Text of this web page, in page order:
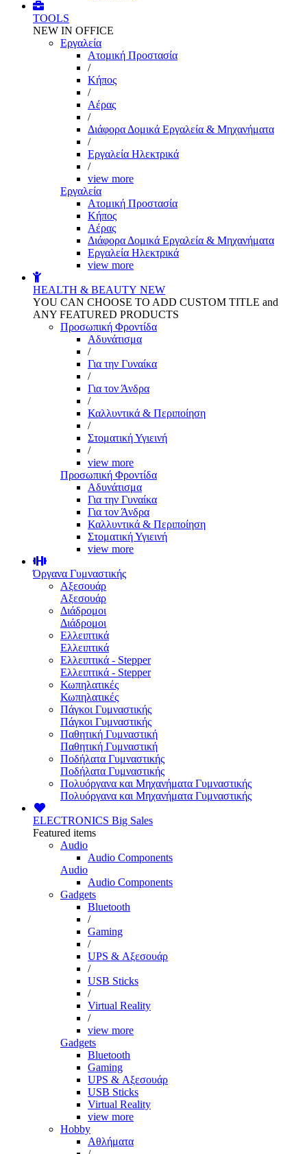
TOOLS
NEW IN OFFICE
Εργαλεία
Aτομική Προστασία
/
Kήπος
/
Αέρας
/
Διάφορα Δομικά Εργαλεία & Μηχανήματα
/
Εργαλεία Ηλεκτρικά
/
view more
Εργαλεία
Aτομική Προστασία
Kήπος
Αέρας
Διάφορα Δομικά Εργαλεία & Μηχανήματα
Εργαλεία Ηλεκτρικά
view more
HEALTH & BEAUTY NEW
YOU CAN CHOOSE TO ADD CUSTOM TITLE and
ANY FEATURED PRODUCTS
Προσωπική Φροντίδα
Αδυνάτισμα
/
Για την Γυναίκα
/
Για τον Άνδρα
/
Καλλυντικά & Περιποίηση
/
Στοματική Υγιεινή
/
view more
Προσωπική Φροντίδα
Αδυνάτισμα
Για την Γυναίκα
Για τον Άνδρα
Καλλυντικά & Περιποίηση
Στοματική Υγιεινή
view more
Όργανα Γυμναστικής
Αξεσουάρ
Αξεσουάρ
Διάδρομοι
Διάδρομοι
Ελλειπτικά
Ελλειπτικά
Ελλειπτικά - Stepper
Ελλειπτικά - Stepper
Κωπηλατικές
Κωπηλατικές
Πάγκοι Γυμναστικής
Πάγκοι Γυμναστικής
Παθητική Γυμναστική
Παθητική Γυμναστική
Ποδήλατα Γυμναστικής
Ποδήλατα Γυμναστικής
Πολυόργανα και Μηχανήματα Γυμναστικής
Πολυόργανα και Μηχανήματα Γυμναστικής
ELECTRONICS Big Sales
Featured items
Audio
Audio Components
Audio
Audio Components
Gadgets
Bluetooth
/
Gaming
/
UPS & Αξεσουάρ
/
USB Sticks
/
Virtual Reality
/
view more
Gadgets
Bluetooth
Gaming
UPS & Αξεσουάρ
USB Sticks
Virtual Reality
view more
Hobby
Αθλήματα